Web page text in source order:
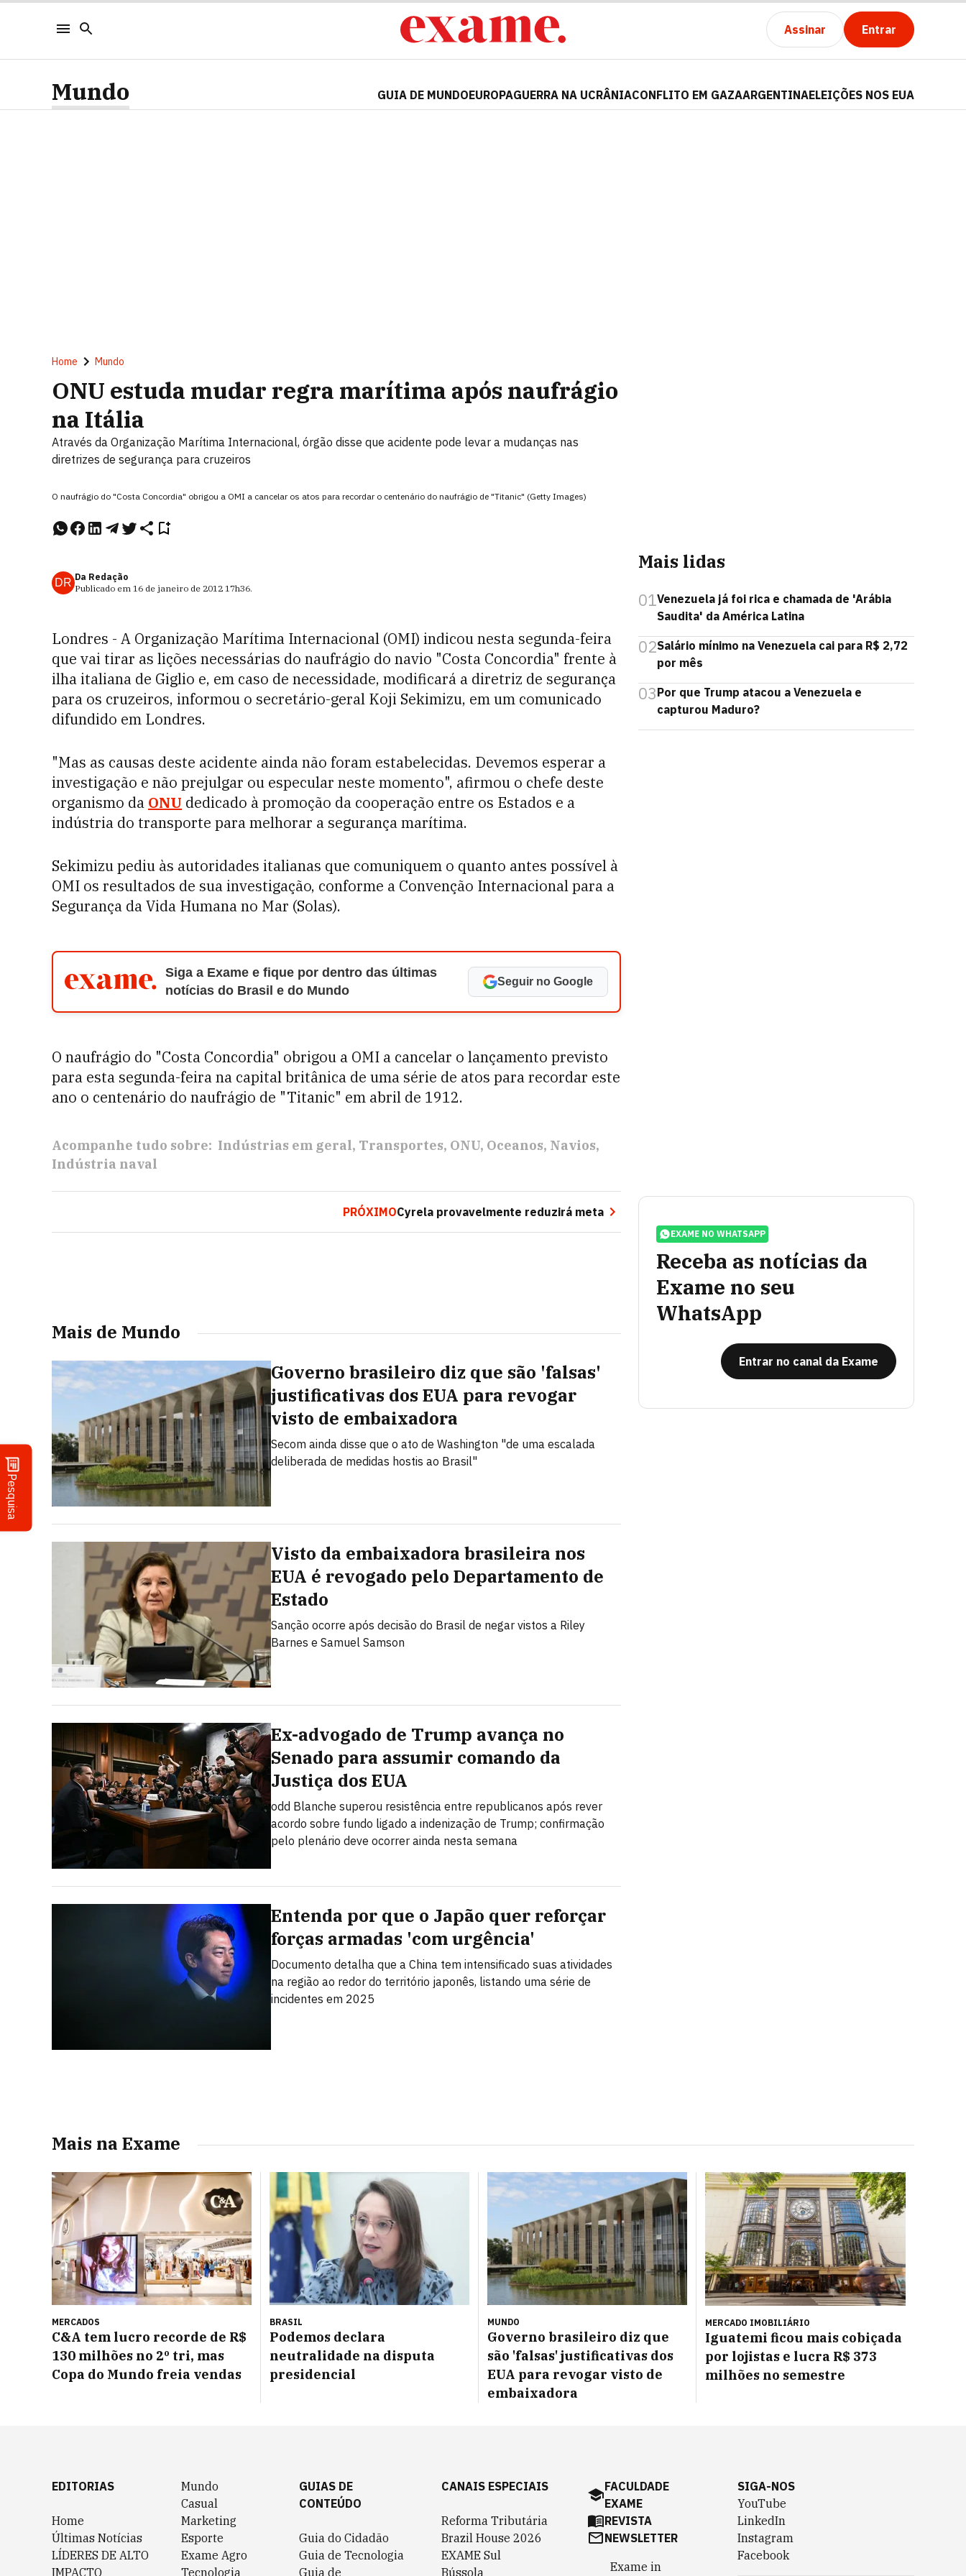
Assinar Entrar
Pesquisa
Mundo GUIA DE MUNDOEUROPAGUERRA NA UCRÂNIACONFLITO EM GAZAARGENTINAELEIÇÕES NOS EUA
Home Mundo
ONU estuda mudar regra marítima após naufrágio
na Itália
Através da Organização Marítima Internacional, órgão disse que acidente pode levar a mudanças nas
diretrizes de segurança para cruzeiros
O naufrágio do "Costa Concordia" obrigou a OMI a cancelar os atos para recordar o centenário do naufrágio de "Titanic" (Getty Images)
DR Da Redação
Publicado em 16 de janeiro de 2012 17h36.
Londres - A Organização Marítima Internacional (OMI) indicou nesta segunda-feira
que vai tirar as lições necessárias do naufrágio do navio "Costa Concordia" frente à
ilha italiana de Giglio e, em caso de necessidade, modificará a diretriz de segurança
para os cruzeiros, informou o secretário-geral Koji Sekimizu, em um comunicado
difundido em Londres.
"Mas as causas deste acidente ainda não foram estabelecidas. Devemos esperar a
investigação e não prejulgar ou especular neste momento", afirmou o chefe deste
organismo da ONU dedicado à promoção da cooperação entre os Estados e a
indústria do transporte para melhorar a segurança marítima.
Sekimizu pediu às autoridades italianas que comuniquem o quanto antes possível à
OMI os resultados de sua investigação, conforme a Convenção Internacional para a
Segurança da Vida Humana no Mar (Solas).
Siga a Exame e fique por dentro das últimas
notícias do Brasil e do Mundo
Seguir no Google
O naufrágio do "Costa Concordia" obrigou a OMI a cancelar o lançamento previsto
para esta segunda-feira na capital britânica de uma série de atos para recordar este
ano o centenário do naufrágio de "Titanic" em abril de 1912.
Acompanhe tudo sobre: Indústrias em geral Transportes ONU Oceanos Navios
Indústria naval
PRÓXIMOCyrela provavelmente reduzirá meta
Mais de Mundo
Governo brasileiro diz que são 'falsas'
justificativas dos EUA para revogar
visto de embaixadora
Secom ainda disse que o ato de Washington "de uma escalada
deliberada de medidas hostis ao Brasil"
Visto da embaixadora brasileira nos
EUA é revogado pelo Departamento de
Estado
Sanção ocorre após decisão do Brasil de negar vistos a Riley
Barnes e Samuel Samson
Ex-advogado de Trump avança no
Senado para assumir comando da
Justiça dos EUA
odd Blanche superou resistência entre republicanos após rever
acordo sobre fundo ligado a indenização de Trump; confirmação
pelo plenário deve ocorrer ainda nesta semana
Entenda por que o Japão quer reforçar
forças armadas 'com urgência'
Documento detalha que a China tem intensificado suas atividades
na região ao redor do território japonês, listando uma série de
incidentes em 2025
Mais lidas
01Venezuela já foi rica e chamada de 'Arábia
Saudita' da América Latina
02Salário mínimo na Venezuela cai para R$ 2,72
por mês
03Por que Trump atacou a Venezuela e
capturou Maduro?
EXAME NO WHATSAPP
Receba as notícias da
Exame no seu
WhatsApp
Entrar no canal da Exame
Mais na Exame
MERCADOS
C&A tem lucro recorde de R$
130 milhões no 2º tri, mas
Copa do Mundo freia vendas
BRASIL
Podemos declara
neutralidade na disputa
presidencial
MUNDO
Governo brasileiro diz que
são 'falsas' justificativas dos
EUA para revogar visto de
embaixadora
MERCADO IMOBILIÁRIO
Iguatemi ficou mais cobiçada
por lojistas e lucra R$ 373
milhões no semestre
EDITORIAS
Home
Últimas Notícias
LÍDERES DE ALTO
IMPACTO
Mundo
Casual
Marketing
Esporte
Exame Agro
Tecnologia
GUIAS DE
CONTEÚDO
Guia do Cidadão
Guia de Tecnologia
Guia de
CANAIS ESPECIAIS
Reforma Tributária
Brazil House 2026
EXAME Sul
Bússola
FACULDADE
EXAME
REVISTA
NEWSLETTER
Exame in
SIGA-NOS
YouTube
LinkedIn
Instagram
Facebook